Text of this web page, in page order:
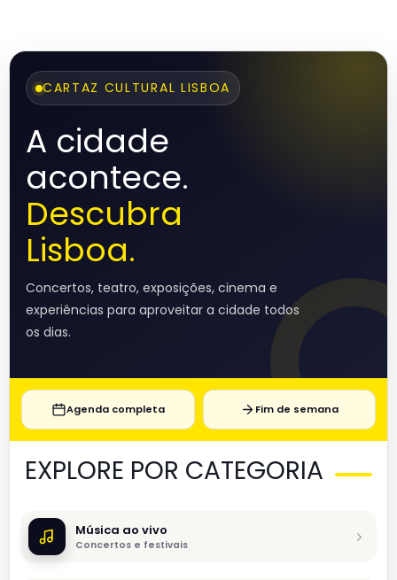
CARTAZ CULTURAL LISBOA
A cidade
acontece.
Descubra
Lisboa.
Concertos, teatro, exposições, cinema e
experiências para aproveitar a cidade todos
os dias.
Agenda completa Fim de semana
EXPLORE POR CATEGORIA
Música ao vivo
Concertos e festivais